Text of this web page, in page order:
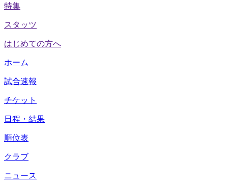
特集
スタッツ
はじめての方へ
ホーム
試合速報
チケット
日程・結果
順位表
クラブ
ニュース